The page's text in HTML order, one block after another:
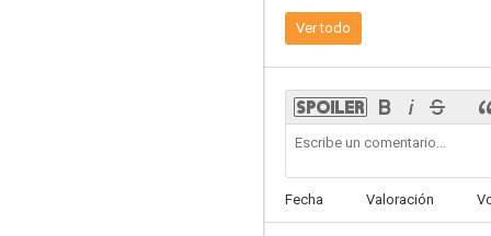
--
Ver todo
Fecha Valoración